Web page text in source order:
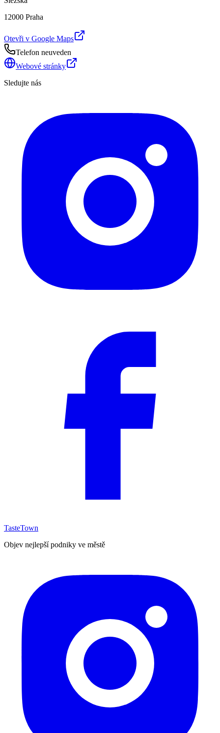
12000 Praha
Otevři v Google Maps
Telefon neuveden
Webové stránky
Sledujte nás
TasteTown
Objev nejlepší podniky ve městě